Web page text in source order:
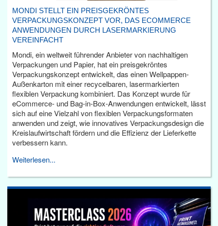
MONDI STELLT EIN PREISGEKRÖNTES
VERPACKUNGSKONZEPT VOR, DAS ECOMMERCE
ANWENDUNGEN DURCH LASERMARKIERUNG
VEREINFACHT
Mondi, ein weltweit führender Anbieter von nachhaltigen
Verpackungen und Papier, hat ein preisgekröntes
Verpackungskonzept entwickelt, das einen Wellpappen-
Außenkarton mit einer recycelbaren, lasermarkierten
flexiblen Verpackung kombiniert. Das Konzept wurde für
eCommerce- und Bag-in-Box-Anwendungen entwickelt, lässt
sich auf eine Vielzahl von flexiblen Verpackungsformaten
anwenden und zeigt, wie innovatives Verpackungsdesign die
Kreislaufwirtschaft fördern und die Effizienz der Lieferkette
verbessern kann.
Weiterlesen...